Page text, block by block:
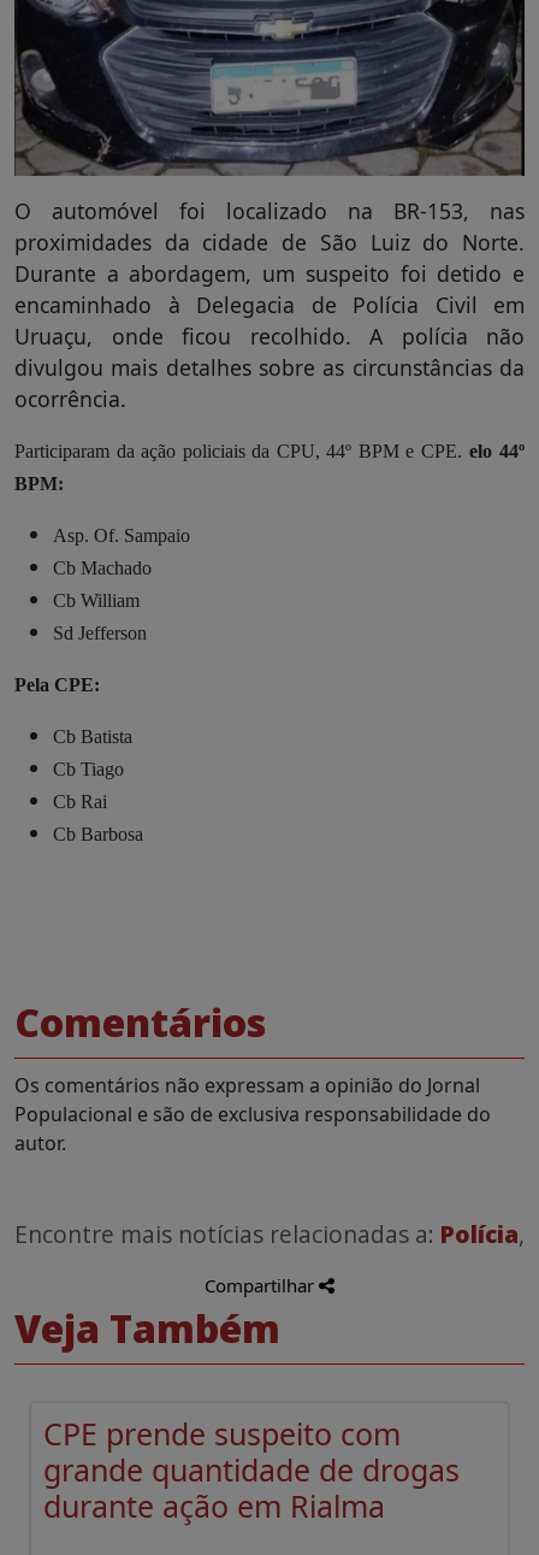
O automóvel foi localizado na BR-153, nas
proximidades da cidade de São Luiz do Norte.
Durante a abordagem, um suspeito foi detido e
encaminhado à Delegacia de Polícia Civil em
Uruaçu, onde ficou recolhido. A polícia não
divulgou mais detalhes sobre as circunstâncias da
ocorrência.
Participaram da ação policiais da CPU, 44º BPM e CPE. elo 44º
BPM:
Asp. Of. Sampaio
Cb Machado
Cb William
Sd Jefferson
Pela CPE:
Cb Batista
Cb Tiago
Cb Rai
Cb Barbosa
Comentários
Os comentários não expressam a opinião do Jornal
Populacional e são de exclusiva responsabilidade do
autor.
Encontre mais notícias relacionadas a: Polícia,
Compartilhar
Veja Também
CPE prende suspeito com
grande quantidade de drogas
durante ação em Rialma